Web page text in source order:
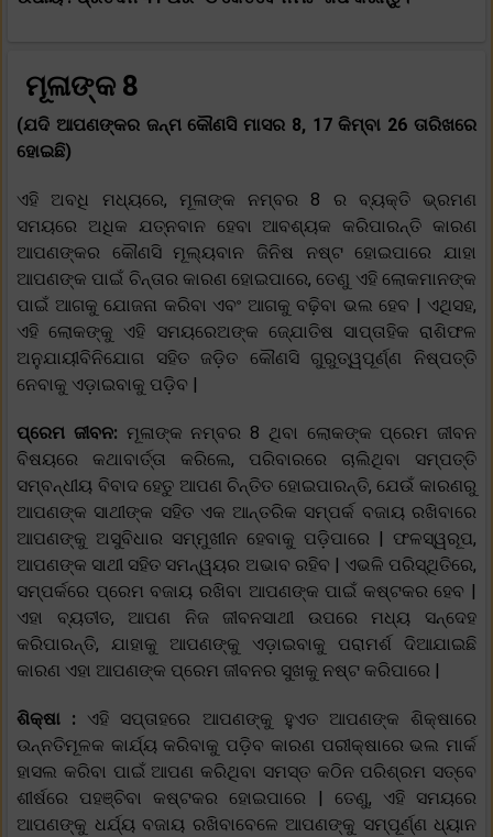
ମୂଳାଙ୍କ 8
(ଯଦି ଆପଣଙ୍କର ଜନ୍ମ କୌଣସି ମାସର 8, 17 କିମ୍ବା 26 ତାରିଖରେ
ହୋଇଛି)
ଏହି ଅବଧି ମଧ୍ୟରେ, ମୂଳାଙ୍କ ନମ୍ବର 8 ର ବ୍ୟକ୍ତି ଭ୍ରମଣ
ସମୟରେ ଅଧିକ ଯତ୍ନବାନ ହେବା ଆବଶ୍ୟକ କରିପାରନ୍ତି କାରଣ
ଆପଣଙ୍କର କୌଣସି ମୂଲ୍ୟବାନ ଜିନିଷ ନଷ୍ଟ ହୋଇପାରେ ଯାହା
ଆପଣଙ୍କ ପାଇଁ ଚିନ୍ତାର କାରଣ ହୋଇପାରେ, ତେଣୁ ଏହି ଲୋକମାନଙ୍କ
ପାଇଁ ଆଗକୁ ଯୋଜନା କରିବା ଏବଂ ଆଗକୁ ବଢ଼ିବା ଭଲ ହେବ | ଏଥିସହ,
ଏହି ଲୋକଙ୍କୁ ଏହି ସମୟରେଅଙ୍କ ଜ୍ଯୋତିଷ ସାପ୍ତାହିକ ରାଶିଫଳ
ଅନୁଯାୟୀବିନିଯୋଗ ସହିତ ଜଡ଼ିତ କୌଣସି ଗୁରୁତ୍ୱପୂର୍ଣ୍ଣ ନିଷ୍ପତ୍ତି
ନେବାକୁ ଏଡ଼ାଇବାକୁ ପଡ଼ିବ |
ପ୍ରେମ ଜୀବନ: ମୂଳାଙ୍କ ନମ୍ବର 8 ଥିବା ଲୋକଙ୍କ ପ୍ରେମ ଜୀବନ
ବିଷୟରେ କଥାବାର୍ତ୍ତା କରିଲେ, ପରିବାରରେ ଚାଲିଥିବା ସମ୍ପତ୍ତି
ସମ୍ବନ୍ଧୀୟ ବିବାଦ ହେତୁ ଆପଣ ଚିନ୍ତିତ ହୋଇପାରନ୍ତି, ଯେଉଁ କାରଣରୁ
ଆପଣଙ୍କ ସାଥୀଙ୍କ ସହିତ ଏକ ଆନ୍ତରିକ ସମ୍ପର୍କ ବଜାୟ ରଖିବାରେ
ଆପଣଙ୍କୁ ଅସୁବିଧାର ସମ୍ମୁଖୀନ ହେବାକୁ ପଡ଼ିପାରେ | ଫଳସ୍ୱରୂପ,
ଆପଣଙ୍କ ସାଥୀ ସହିତ ସମନ୍ୱୟର ଅଭାବ ରହିବ | ଏଭଳି ପରିସ୍ଥିତିରେ,
ସମ୍ପର୍କରେ ପ୍ରେମ ବଜାୟ ରଖିବା ଆପଣଙ୍କ ପାଇଁ କଷ୍ଟକର ହେବ |
ଏହା ବ୍ୟତୀତ, ଆପଣ ନିଜ ଜୀବନସାଥୀ ଉପରେ ମଧ୍ୟ ସନ୍ଦେହ
କରିପାରନ୍ତି, ଯାହାକୁ ଆପଣଙ୍କୁ ଏଡ଼ାଇବାକୁ ପରାମର୍ଶ ଦିଆଯାଇଛି
କାରଣ ଏହା ଆପଣଙ୍କ ପ୍ରେମ ଜୀବନର ସୁଖକୁ ନଷ୍ଟ କରିପାରେ |
ଶିକ୍ଷା : ଏହି ସପ୍ତାହରେ ଆପଣଙ୍କୁ ହୁଏତ ଆପଣଙ୍କ ଶିକ୍ଷାରେ
ଉନ୍ନତିମୂଳକ କାର୍ଯ୍ୟ କରିବାକୁ ପଡ଼ିବ କାରଣ ପରୀକ୍ଷାରେ ଭଲ ମାର୍କ
ହାସଲ କରିବା ପାଇଁ ଆପଣ କରିଥିବା ସମସ୍ତ କଠିନ ପରିଶ୍ରମ ସତ୍ବେ
ଶୀର୍ଷରେ ପହଞ୍ଚିବା କଷ୍ଟକର ହୋଇପାରେ | ତେଣୁ, ଏହି ସମୟରେ
ଆପଣଙ୍କୁ ଧର୍ଯ୍ୟ ବଜାୟ ରଖିବାବେଳେ ଆପଣଙ୍କୁ ସମ୍ପୂର୍ଣ୍ଣ ଧ୍ୟାନ